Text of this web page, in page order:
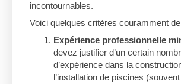
incontournables.
Voici quelques critères couramment
Expérience professionnelle
devez justifier d’un certain
d’expérience dans la
l’installation de piscines